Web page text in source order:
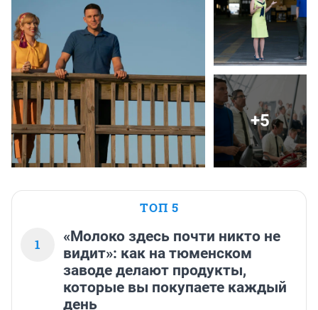
+5
ТОП 5
1
«Молоко здесь почти никто не
видит»: как на тюменском
заводе делают продукты,
которые вы покупаете каждый
день